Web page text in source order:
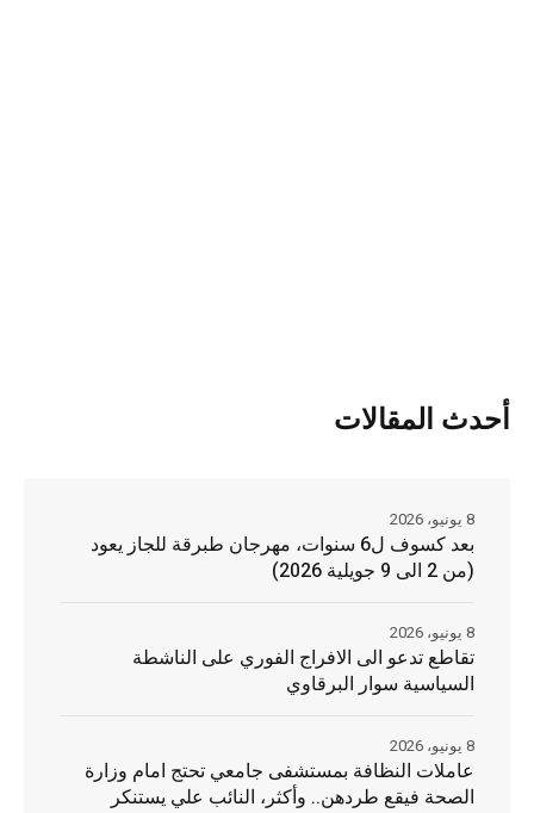
أحدث المقالات
بعد كسوف ل6 سنوات، مهرجان طبرقة للجاز يعود
(من 2 الى 9 جويلية 2026)
8 يونيو، 2026
تقاطع تدعو الى الافراج الفوري على الناشطة
السياسية سوار البرقاوي
8 يونيو، 2026
عاملات النظافة بمستشفى جامعي تحتج امام وزارة
الصحة فيقع طردهن.. وأكثر، النائب علي يستنكر
8 يونيو، 2026